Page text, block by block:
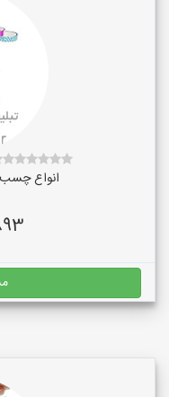
انواع چسب های 123 و